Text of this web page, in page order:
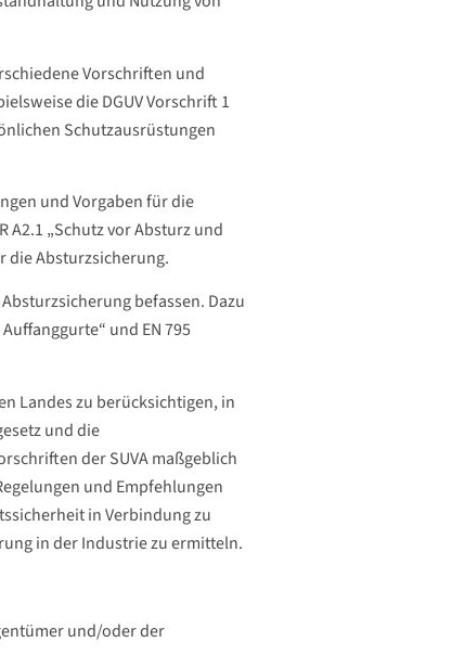
Vorschriften und
die DGUV Vorschrift 1
Schutzausrüstungen
und Vorgaben für die
„Schutz vor Absturz und
die Absturzsicherung.
befassen. Dazu
und EN 795
Landes zu berücksichtigen, in
und die
der SUVA maßgeblich
und Empfehlungen
in Verbindung zu
in der Industrie zu ermitteln.
und/oder der